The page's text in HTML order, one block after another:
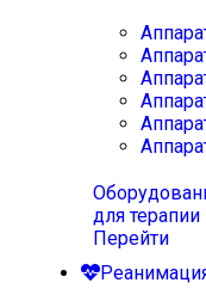
для терапии
Перейти